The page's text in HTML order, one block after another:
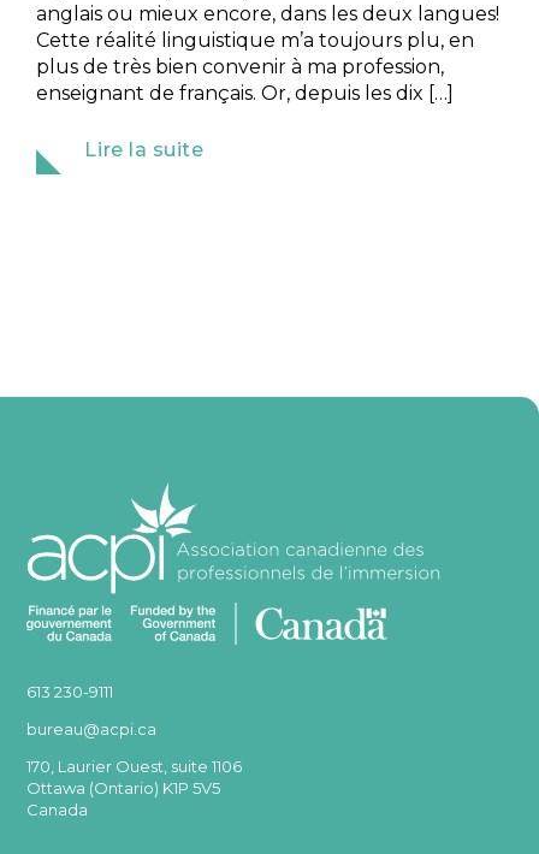
anglais ou mieux encore, dans les deux langues!
Cette réalité linguistique m’a toujours plu, en
plus de très bien convenir à ma profession,
enseignant de français. Or, depuis les dix […]
Lire la suite
613 230-9111
bureau@acpi.ca
170, Laurier Ouest, suite 1106
Ottawa (Ontario) K1P 5V5
Canada